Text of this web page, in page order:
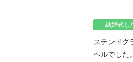
結婚式し
ステンドグ
ペルでした